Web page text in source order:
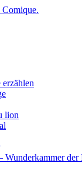
Comique.
lion
der